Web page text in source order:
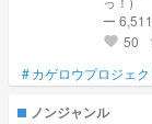
ー
favorite 50
#カゲロウプロジェク
ノンジャンル